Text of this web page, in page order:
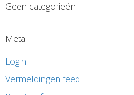
Geen categorieën
Meta
Login
Vermeldingen feed